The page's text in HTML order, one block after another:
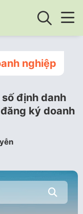
nghiệp
định danh
ký doanh